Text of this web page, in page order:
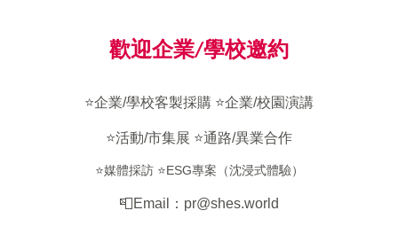
歡迎企業/學校邀約
⭐️企業/學校客製採購 ⭐️企業/校園演講
⭐️活動/市集展 ⭐️通路/異業合作
⭐️媒體採訪⭐️ESG專案（沈浸式體驗）
📮Email：pr@shes.world